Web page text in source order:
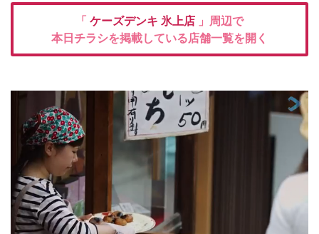
「 ケーズデンキ 氷上店 」周辺で
本日チラシを掲載している店舗一覧を開く